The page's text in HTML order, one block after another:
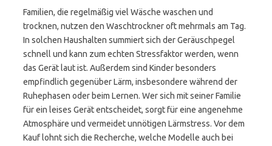
Familien, die regelmäßig viel Wäsche waschen und
trocknen, nutzen den Waschtrockner oft mehrmals am Tag.
In solchen Haushalten summiert sich der Geräuschpegel
schnell und kann zum echten Stressfaktor werden, wenn
das Gerät laut ist. Außerdem sind Kinder besonders
empfindlich gegenüber Lärm, insbesondere während der
Ruhephasen oder beim Lernen. Wer sich mit seiner Familie
für ein leises Gerät entscheidet, sorgt für eine angenehme
Atmosphäre und vermeidet unnötigen Lärmstress. Vor dem
Kauf lohnt sich die Recherche, welche Modelle auch bei